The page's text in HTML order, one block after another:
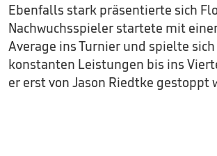
Ebenfalls stark präsentierte sich
Nachwuchsspieler startete mit
Average ins Turnier und spielte
konstanten Leistungen bis ins
er erst von Jason Riedtke gestoppt